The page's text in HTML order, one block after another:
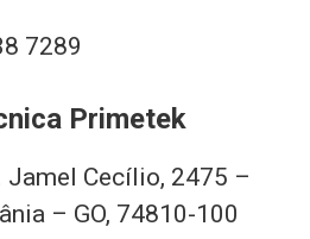
7289
Primetek
Jamel Cecílio, 2475 –
– GO, 74810-100